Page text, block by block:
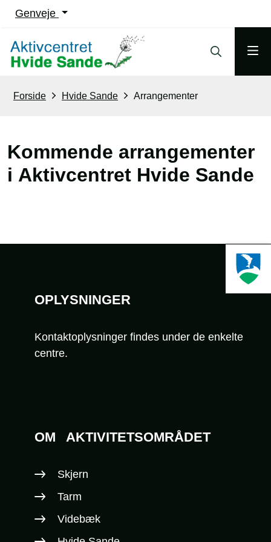
Genveje
Forside Hvide Sande Arrangementer
Kommende arrangementer
i Aktivcentret Hvide Sande
OPLYSNINGER
Kontaktoplysninger findes under de enkelte
centre.
OM AKTIVITETSOMRÅDET
Skjern
Tarm
Videbæk